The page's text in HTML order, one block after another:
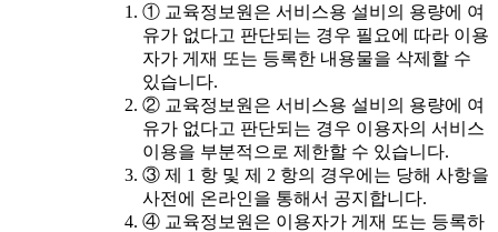
① 교육정보원은 서비스용 설비의 용량에 여
유가 없다고 판단되는 경우 필요에 따라 이용
자가 게재 또는 등록한 내용물을 삭제할 수
있습니다.
② 교육정보원은 서비스용 설비의 용량에 여
유가 없다고 판단되는 경우 이용자의 서비스
이용을 부분적으로 제한할 수 있습니다.
③ 제 1 항 및 제 2 항의 경우에는 당해 사항을
사전에 온라인을 통해서 공지합니다.
④ 교육정보원은 이용자가 게재 또는 등록하